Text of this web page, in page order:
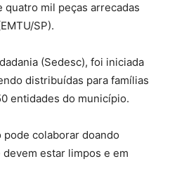
quatro mil peças arrecadas
SP).
(Sedesc), foi iniciada
distribuídas para famílias
entidades do município.
pode colaborar doando
estar limpos e em